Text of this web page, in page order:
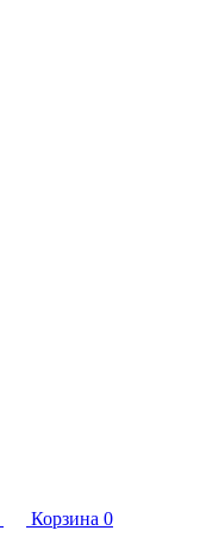
Корзина 0